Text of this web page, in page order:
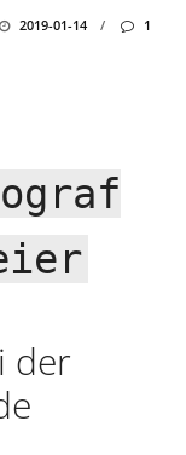
2019-01-14 /
1
der